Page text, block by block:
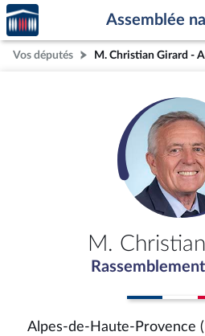
Aller au contenu
Aller en bas de la page
Accèder
à la
page
d'accueil
Assemblée
Vos députés
M.
Alpes-de-Haute-Provence